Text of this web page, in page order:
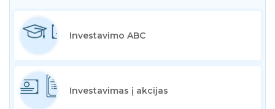
Investavimo ABC
Investavimas į akcijas